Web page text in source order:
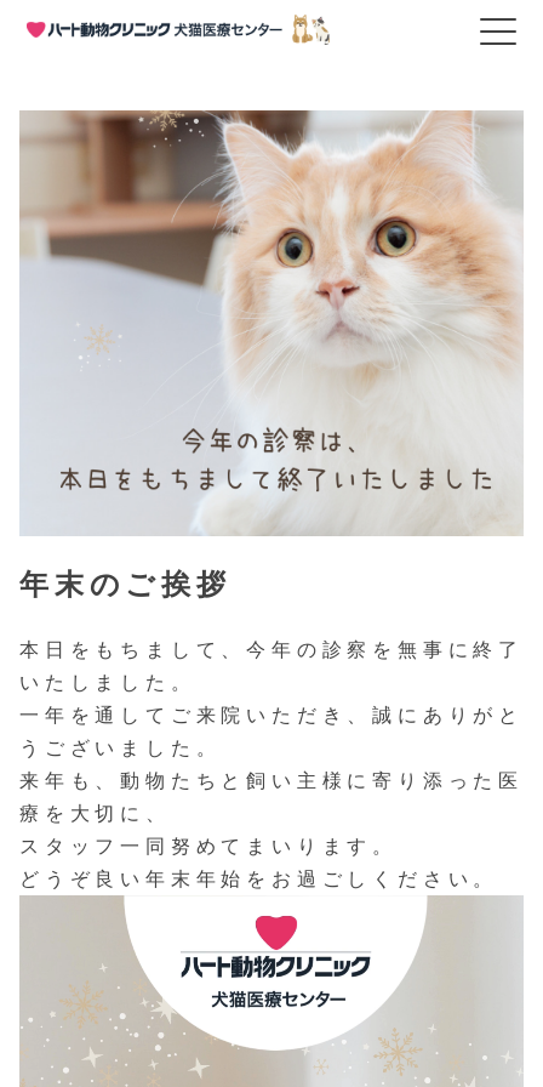
HOME>お知らせ 年末のご挨拶
年末のご挨拶
本日をもちまして、今年の診察を無事に終了
いたしました。
一年を通してご来院いただき、誠にありがと
うございました。
来年も、動物たちと飼い主様に寄り添った医
療を大切に、
スタッフ一同努めてまいります。
どうぞ良い年末年始をお過ごしください。
ヤ